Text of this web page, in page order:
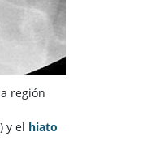
región
y el hiato